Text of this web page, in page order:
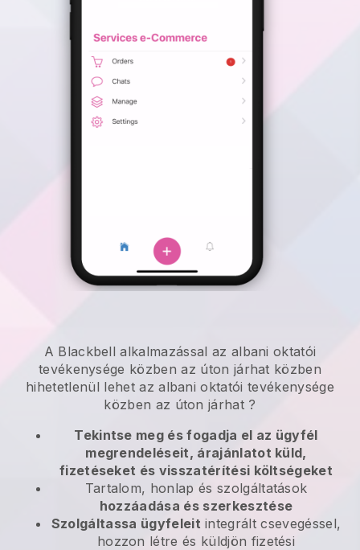
A Blackbell alkalmazással az albani oktatói
tevékenysége közben az úton járhat közben
hihetetlenül lehetaz albani oktatói tevékenysége
közben az úton járhat ?
Tekintse meg és fogadja el az ügyfél
megrendeléseit, árajánlatot küld,
fizetéseket és visszatérítési költségeket
Tartalom, honlap és szolgáltatások
hozzáadása és szerkesztése
Szolgáltassa ügyfeleit integrált csevegéssel,
hozzon létre és küldjön fizetési